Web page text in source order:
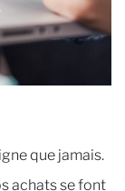
que jamais.
achats se font